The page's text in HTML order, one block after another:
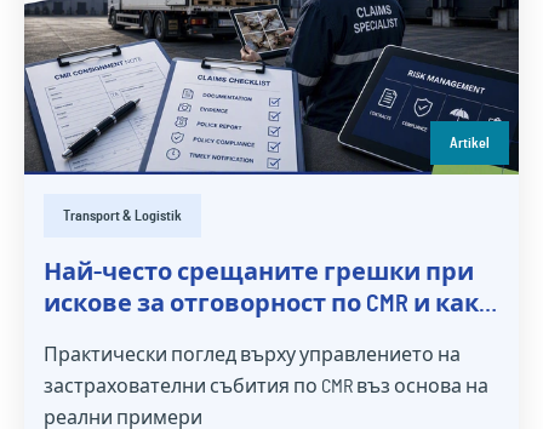
Artikel
Transport & Logistik
Най-често срещаните грешки при
искове за отговорност по CMR и как
Практически поглед върху управлението на
застрахователни събития по CMR въз основа на
реални примери